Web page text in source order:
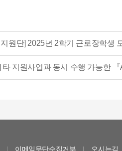
원단] 2025년 2학기 근로장학생
타 지원사업과 동시 수행 가능한
이메일무단수집거부 오시는길